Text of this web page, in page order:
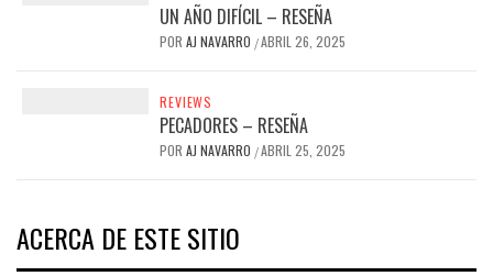
UN AÑO DIFÍCIL – RESEÑA
POR AJ NAVARRO /ABRIL 26, 2025
REVIEWS
PECADORES – RESEÑA
POR AJ NAVARRO /ABRIL 25, 2025
ACERCA DE ESTE SITIO